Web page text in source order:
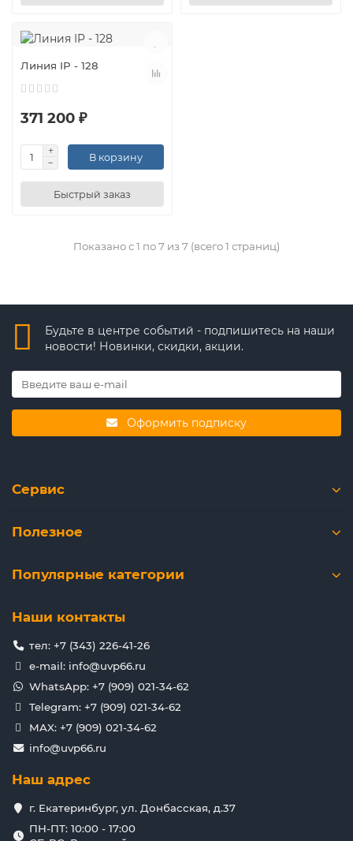
Линия IP - 128
371 200 ₽
В корзину
Быстрый заказ
Показано с 1 по 7 из 7 (всего 1 страниц)
Будьте в центре событий - подпишитесь на наши
новости! Новинки, скидки, акции.
Оформить подписку
Сервис
Полезное
Популярные категории
Наши контакты
тел: +7 (343) 226-41-26
e-mail: info@uvp66.ru
WhatsApp: +7 (909) 021-34-62
Telegram: +7 (909) 021-34-62
MAX: +7 (909) 021-34-62
info@uvp66.ru
Наш адрес
г. Екатеринбург, ул. Донбасская, д.37
ПН-ПТ: 10:00 - 17:00